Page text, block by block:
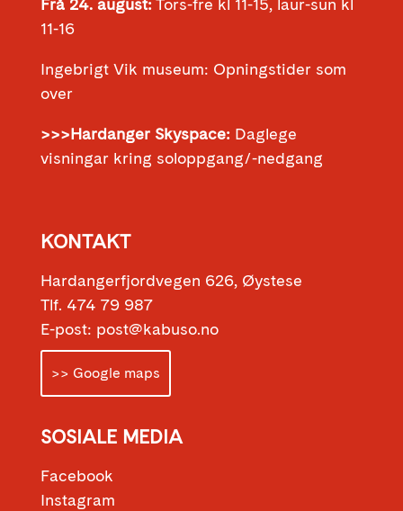
11-16
Ingebrigt Vik museum: Opningstider som
over
>>>Hardanger Skyspace:Daglege
visningar kring soloppgang/-nedgang
KONTAKT
Hardangerfjordvegen 626, Øystese
Tlf. 474 79 987
E-post: post@kabuso.no
>> Google maps
SOSIALE MEDIA
Facebook
Instagram